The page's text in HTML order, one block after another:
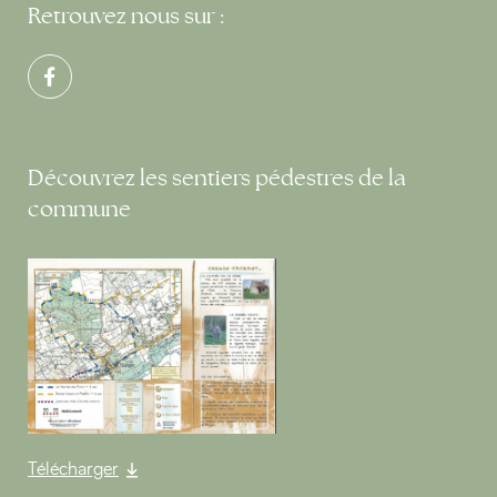
Retrouvez nous sur :
Découvrez les sentiers pédestres de la
commune
Télécharger